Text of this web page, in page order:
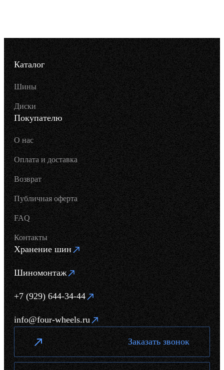
Каталог
Шины
Диски
Покупателю
О нас
Оплата и доставка
Возврат
Публичная оферта
FAQ
Контакты
Хранение шин
Шиномонтаж
+7 (929) 644-34-44
info@four-wheels.ru
Заказать звонок